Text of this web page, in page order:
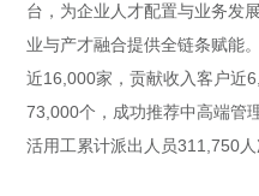
台，为企业人才配置与业务发
业与产才融合提供全链条赋能
近16,000家，贡献收入客户近
73,000个，成功推荐中高端管
活用工累计派出人员311,750